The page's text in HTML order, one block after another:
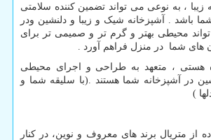
، به نوعی می تواند تضمین کننده سلامتی
باشد . آشپزخانه شیک و زیبا و دلنشین ودر
محیطی بهتر و گرم تر و صمیمی تر برای
های شما در منزل فراهم آورد .
هستی ، متعهد به طراحی و اجرای محیطی
در آشپزخانه شما هستند .(با سلیقه شما و
)
از متریال برند های معروف و نوین، در کنار